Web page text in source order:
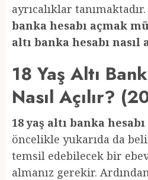
ayrıcalıklar
banka hesabı açmak
altı banka hesabı nasıl
18 Yaş Altı
Nasıl Açılır?
18 yaş altı banka
öncelikle yukarıda da
temsil edebilecek bir
almanız gerekir.